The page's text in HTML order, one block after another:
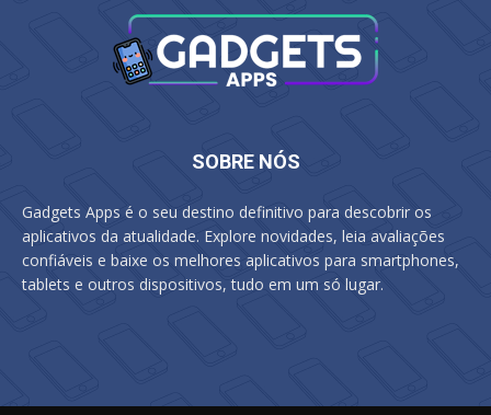
SOBRE NÓS
Gadgets Apps é o seu destino definitivo para descobrir os
aplicativos da atualidade. Explore novidades, leia avaliações
confiáveis e baixe os melhores aplicativos para smartphones,
tablets e outros dispositivos, tudo em um só lugar.